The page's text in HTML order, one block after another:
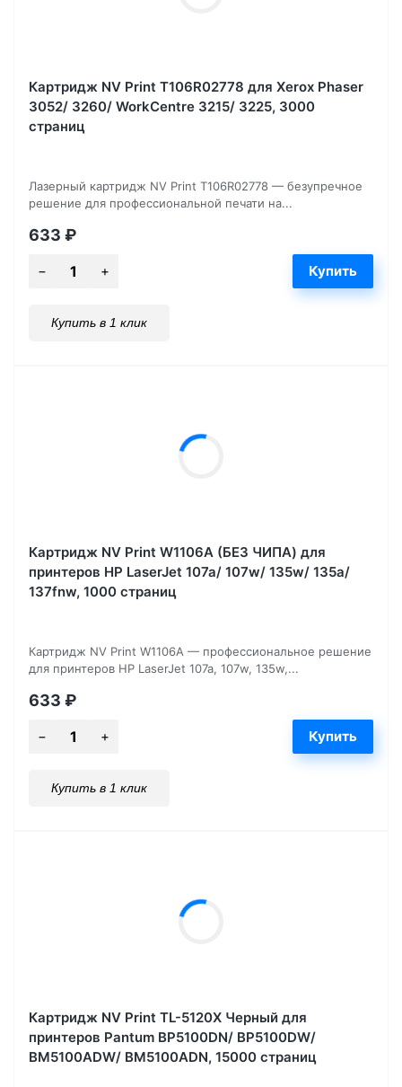
Картридж NV Print T106R02778 для Xerox Phaser
3052/ 3260/ WorkCentre 3215/ 3225, 3000
страниц
Лазерный картридж NV Print T106R02778 — безупречное
решение для профессиональной печати на...
633 ₽
Купить в 1 клик
Картридж NV Print W1106A (БЕЗ ЧИПА) для
принтеров HP LaserJet 107a/ 107w/ 135w/ 135a/
137fnw, 1000 страниц
Картридж NV Print W1106A — профессиональное решение
для принтеров HP LaserJet 107a, 107w, 135w,...
633 ₽
Купить в 1 клик
Картридж NV Print TL-5120X Черный для
принтеров Pantum BP5100DN/ BP5100DW/
BM5100ADW/ BM5100ADN, 15000 страниц